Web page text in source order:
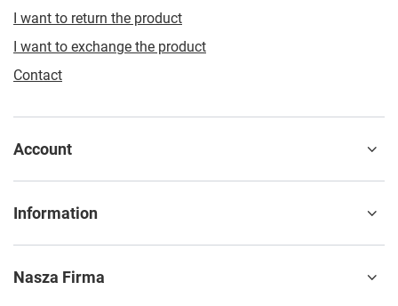
I want to return the product
I want to exchange the product
Contact
Account
Information
Nasza Firma